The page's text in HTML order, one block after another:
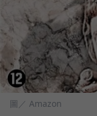
圖／ Amazon